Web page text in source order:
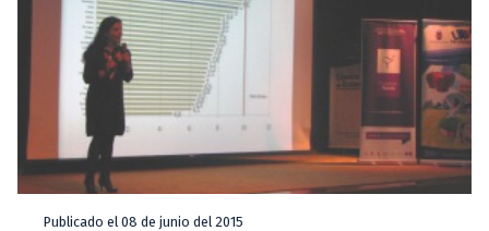
Publicado el 08 de junio del 2015